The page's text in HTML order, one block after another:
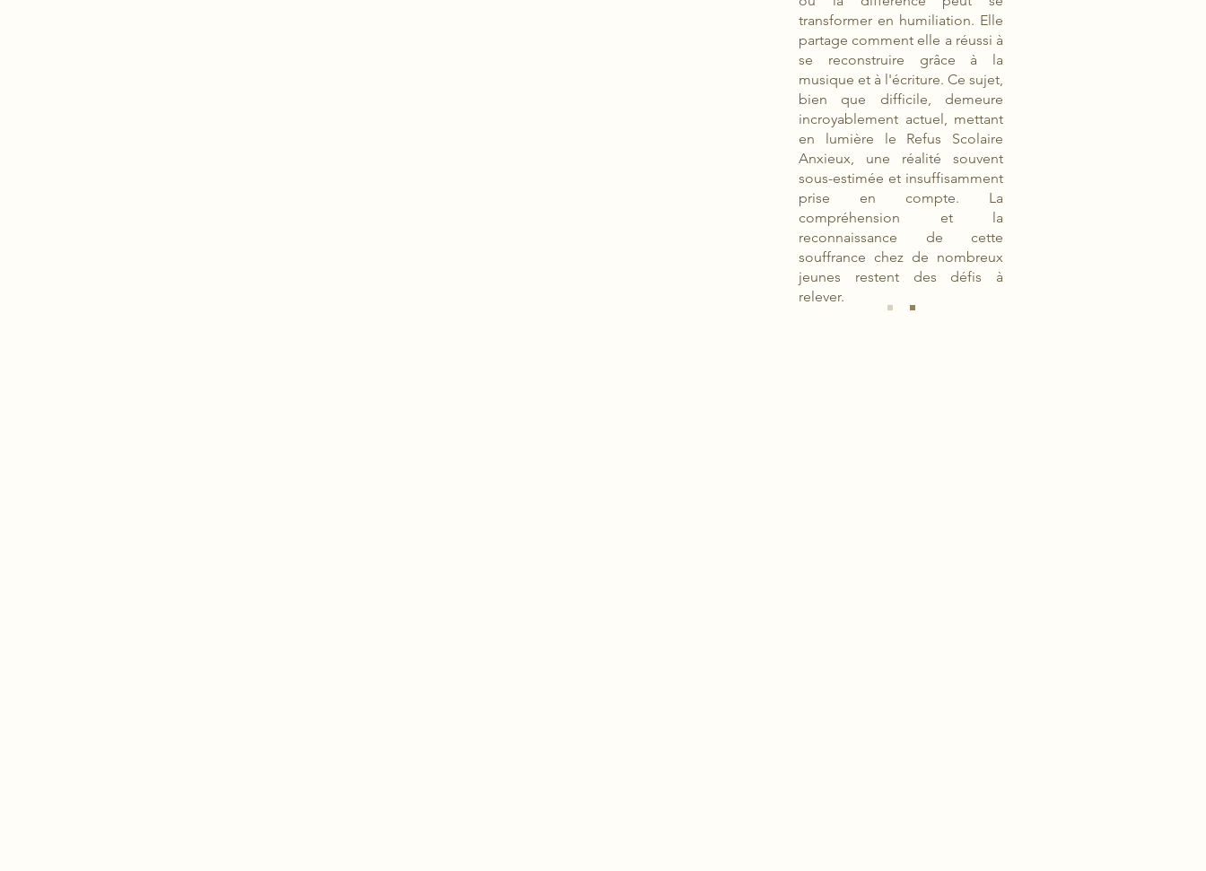
transformer en humiliation. Elle
partage comment elle a réussi à
se reconstruire grâce à la
musique et à l'écriture. Ce sujet,
bien que difficile, demeure
incroyablement actuel, mettant
en lumière le Refus Scolaire
Anxieux, une réalité souvent
sous-estimée et insuffisamment
prise en compte. La
compréhension et la
reconnaissance de cette
souffrance chez de nombreux
jeunes restent des défis à
relever.